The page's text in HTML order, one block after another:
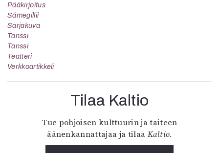
Pääkirjoitus
Sámegillii
Sarjakuva
Tanssi
Tanssi
Teatteri
Verkkoartikkeli
Tilaa Kaltio
Tue pohjoisen kulttuurin ja taiteen
äänenkannattajaa ja tilaa Kaltio.